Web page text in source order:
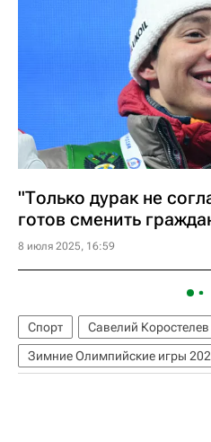
"Только дурак не
готов сменить
8 июля 2025, 16:59
Спорт Савелий Коростелев
Зимние Олимпийские игры